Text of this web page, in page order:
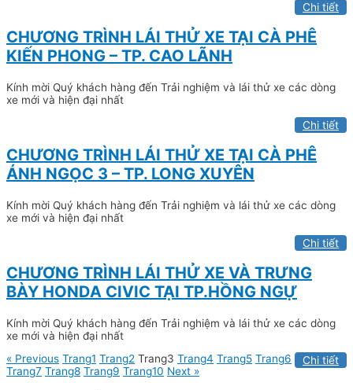
Chi tiết
CHƯƠNG TRÌNH LÁI THỬ XE TẠI CÀ PHÊ
KIẾN PHONG – TP. CAO LÃNH
Kính mời Quý khách hàng đến Trải nghiệm và lái thử xe các dòng
xe mới và hiện đại nhất
Chi tiết
CHƯƠNG TRÌNH LÁI THỬ XE TẠI CÀ PHÊ
ÁNH NGỌC 3 – TP. LONG XUYÊN
Kính mời Quý khách hàng đến Trải nghiệm và lái thử xe các dòng
xe mới và hiện đại nhất
Chi tiết
CHƯƠNG TRÌNH LÁI THỬ XE VÀ TRƯNG
BÀY HONDA CIVIC TẠI TP.HỒNG NGỰ
Kính mời Quý khách hàng đến Trải nghiệm và lái thử xe các dòng
xe mới và hiện đại nhất
Chi tiết
« Previous Trang1 Trang2 Trang3 Trang4 Trang5 Trang6
Trang7 Trang8 Trang9 Trang10 Next »